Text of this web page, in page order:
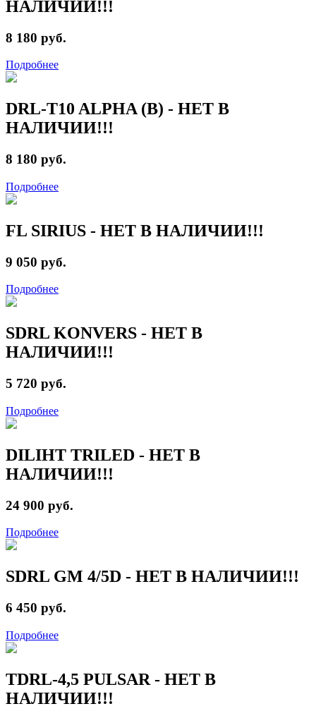
НАЛИЧИИ!!!
8 180 руб.
Подробнее
DRL-T10 ALPHA (B) - НЕТ В
НАЛИЧИИ!!!
8 180 руб.
Подробнее
FL SIRIUS - НЕТ В НАЛИЧИИ!!!
9 050 руб.
Подробнее
SDRL KONVERS - НЕТ В
НАЛИЧИИ!!!
5 720 руб.
Подробнее
DILIHT TRILED - НЕТ В
НАЛИЧИИ!!!
24 900 руб.
Подробнее
SDRL GM 4/5D - НЕТ В НАЛИЧИИ!!!
6 450 руб.
Подробнее
TDRL-4,5 PULSAR - НЕТ В
НАЛИЧИИ!!!